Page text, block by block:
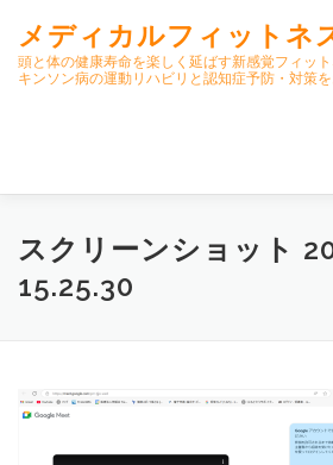
ッ
メディカルフィットネ
頭と体の健康寿命を楽しく延ばす新感覚フィッ
キンソン病の運動リハビリと認知症予防・対策
ホーム ごあいさつ 今月のス
オンラインクラス(GOOGLE MEET)
スクリーンショット
15.25.30